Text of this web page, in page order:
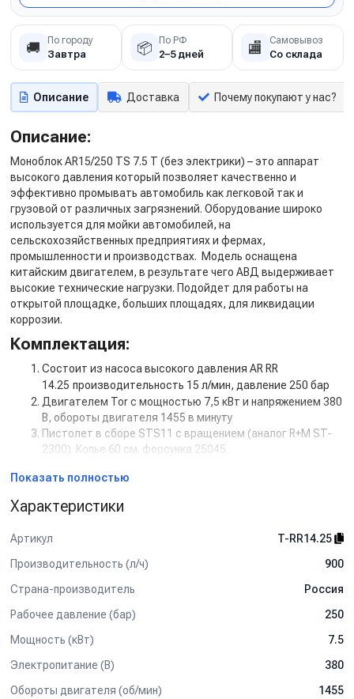
🚚 По городу
Завтра 📦 По РФ
2–5 дней 🏬 Самовывоз
Со склада
Описание Доставка Почему покупают у нас?
Описание:
Моноблок AR15/250 TS 7.5 T (без электрики) – это аппарат
высокого давления который позволяет качественно и
эффективно промывать автомобиль как легковой так и
грузовой от различных загрязнений. Оборудование широко
используется для мойки автомобилей, на
сельскохозяйственных предприятиях и фермах,
промышленности и производствах. Модель оснащена
китайским двигателем, в результате чего АВД выдерживает
высокие технические нагрузки. Подойдет для работы на
открытой площадке, больших площадях, для ликвидации
коррозии.
Комплектация:
Состоит из насоса высокого давления AR RR
14.25 производительность 15 л/мин, давление 250 бар
Двигателем Tor с мощностью 7,5 кВт и напряжением 380
В, обороты двигателя 1455 в минуту
Пистолет в сборе STS11 с вращением (аналог R+M ST-
2300). Копье 60 см. форсунка 25045.
Манометр
до 50 сек)
Кнопкой на 12В для установки на стену.
Рама на колесах
Барабан для шланга от 10 м до 50 м
Пенокомплект
Шланг высокого давления от 1 м до 50 м
Система пескоструй
Показать полностью
Характеристики
Артикул
T-RR14.25
Производительность (л/ч)
900
Страна-производитель
Россия
Рабочее давление (бар)
250
Мощность (кВт)
7.5
Электропитание (В)
380
Обороты двигателя (об/мин)
1455